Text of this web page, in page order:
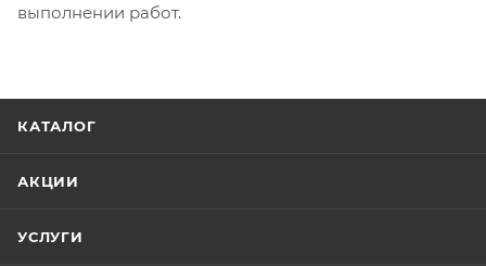
выполнении работ.
КАТАЛОГ
АКЦИИ
УСЛУГИ